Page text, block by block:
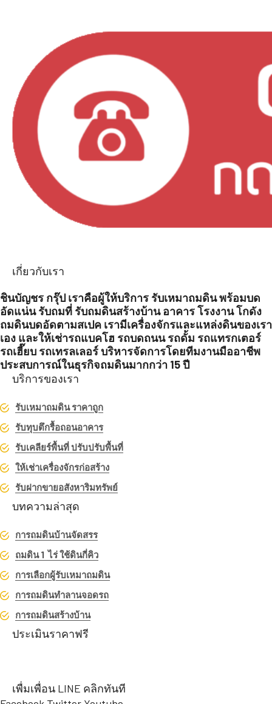
เกี่ยวกับเรา
ชินบัญชร กรุ๊ป เราคือผู้ให้บริการ รับเหมาถมดิน พร้อมบด
อัดแน่น รับถมที่ รับถมดินสร้างบ้าน อาคาร โรงงาน โกดัง
ถมดินบดอัดตามสเปค เรามีเครื่องจักรและแหล่งดินของเรา
เอง และให้เช่ารถแบคโฮ รถบดถนน รถดั้ม รถแทรกเตอร์
รถเฮี๊ยบ รถเทรลเลอร์ บริหารจัดการโดยทีมงานมืออาชีพ
ประสบการณ์ในธุรกิจถมดินมากกว่า 15 ปี
บริการของเรา
รับเหมาถมดิน ราคาถูก
รับทุบตึกรื้อถอนอาคาร
รับเคลียร์พื้นที่ ปรับปรับพื้นที่
ให้เช่าเครื่องจักรก่อสร้าง
รับฝากขายอสังหาริมทรัพย์
บทความล่าสุด
การถมดินบ้านจัดสรร
ถมดิน 1 ไร่ ใช้ดินกี่คิว
การเลือกผู้รับเหมาถมดิน
การถมดินทำลานจอดรถ
การถมดินสร้างบ้าน
ประเมินราคาฟรี
เพื่มเพื่อน LINE คลิกทันที